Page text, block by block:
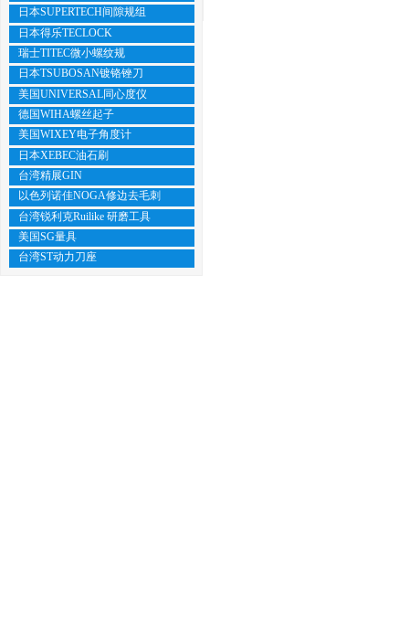
日本SUPERTECH间隙规组
日本得乐TECLOCK
瑞士TITEC微小螺纹规
日本TSUBOSAN镀铬锉刀
美国UNIVERSAL同心度仪
德国WIHA螺丝起子
美国WIXEY电子角度计
日本XEBEC油石刷
台湾精展GIN
以色列诺佳NOGA修边去毛刺
台湾锐利克Ruilike 研磨工具
美国SG量具
台湾ST动力刀座